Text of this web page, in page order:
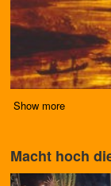
Show more
Macht hoch